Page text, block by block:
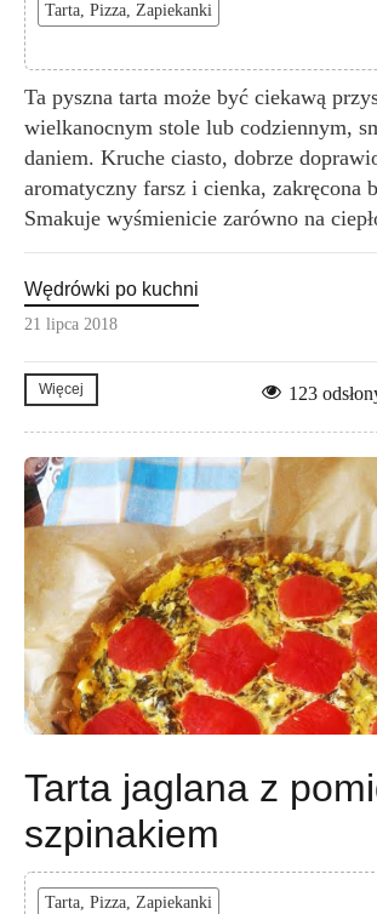
Tarta, Pizza, Zapiekanki
Ta pyszna tarta może być ciekawą
wielkanocnym stole lub codziennym,
daniem. Kruche ciasto, dobrze
aromatyczny farsz i cienka, zakręcona
Smakuje wyśmienicie zarówno na
Wędrówki po kuchni
21 lipca 2018
Więcej 123
Tarta jaglana z
szpinakiem
Tarta, Pizza, Zapiekanki